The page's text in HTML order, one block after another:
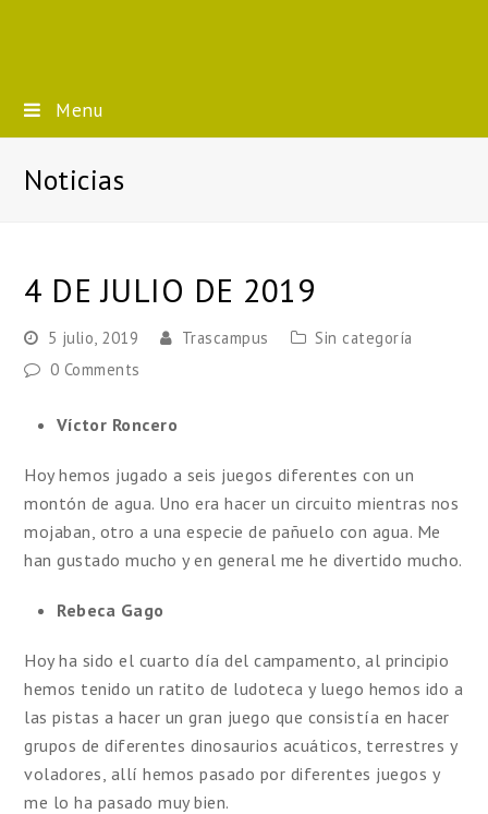
Menu
Noticias
4 DE JULIO DE 2019
5 julio, 2019 Trascampus
Sin categoría
0 Comments
Víctor Roncero
Hoy hemos jugado a seis juegos diferentes con un
montón de agua. Uno era hacer un circuito mientras nos
mojaban, otro a una especie de pañuelo con agua. Me
han gustado mucho y en general me he divertido mucho.
Rebeca Gago
Hoy ha sido el cuarto día del campamento, al principio
hemos tenido un ratito de ludoteca y luego hemos ido a
las pistas a hacer un gran juego que consistía en hacer
grupos de diferentes dinosaurios acuáticos, terrestres y
voladores, allí hemos pasado por diferentes juegos y
me lo ha pasado muy bien.